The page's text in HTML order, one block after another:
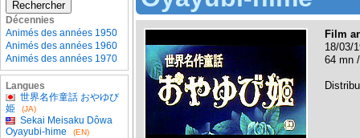
Film
18/03/
64 mn
Décennies
Animés des années 1950
Animés des années 1960
Animés des années 1970
Langues
世界名作童話 おやゆび
姫
(JA)
Sekai Meisaku Dôwa
Oyayubi-hime
(EN)